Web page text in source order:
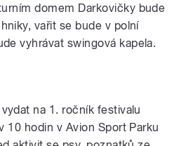
domem Darkovičky bude
vařit se bude v polní
vyhrávat swingová kapela.
na 1. ročník festivalu
10 hodin v Avion Sport Parku